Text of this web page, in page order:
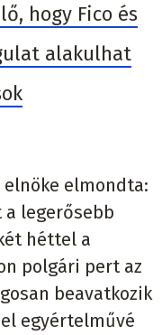
hogy Fico és
alakulhat
elnöke elmondta:
legerősebb
héttel a
polgári pert az
beavatkozik
egyértelművé